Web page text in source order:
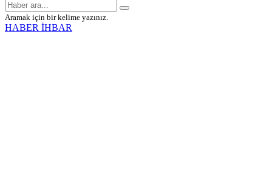
Aramak için bir kelime yazınız.
HABER İHBAR